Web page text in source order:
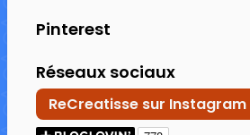
Pinterest
Réseaux sociaux
ReCreatisse sur Instagram